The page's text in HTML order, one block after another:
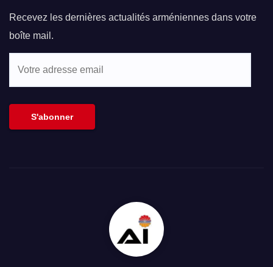
Recevez les dernières actualités arméniennes dans votre
boîte mail.
S'abonner